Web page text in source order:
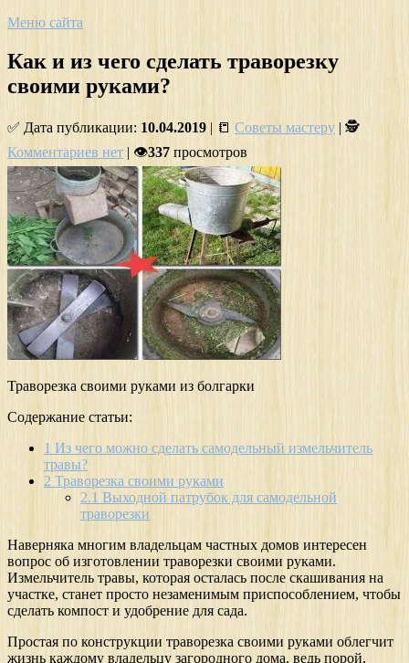
Меню сайта
Как и из чего сделать траворезку
своими руками?
✅ Дата публикации: 10.04.2019 | 📒 Советы мастеру | 🕵
Комментариев нет | 👁337 просмотров
Траворезка своими руками из болгарки
Содержание статьи:
1 Из чего можно сделать самодельный измельчитель
травы?
2 Траворезка своими руками
2.1 Выходной патрубок для самодельной
траворезки
Наверняка многим владельцам частных домов интересен
вопрос об изготовлении траворезки своими руками.
Измельчитель травы, которая осталась после скашивания на
участке, станет просто незаменимым приспособлением, чтобы
сделать компост и удобрение для сада.
Простая по конструкции траворезка своими руками облегчит
жизнь каждому владельцу загородного дома, ведь порой,